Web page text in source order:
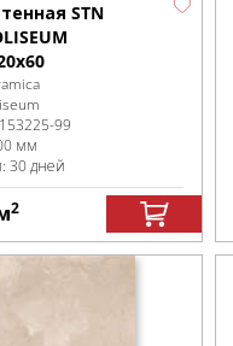
STN
-99
мм
30 дней
2